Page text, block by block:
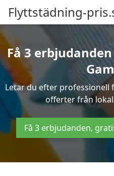
Flyttstädning-
Få 3
Letar du efter professionell
offerter från
Få 3 erbjudanden,